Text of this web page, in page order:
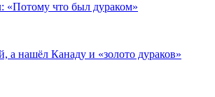
«Потому что был дураком»
а нашёл Канаду и «золото дураков»